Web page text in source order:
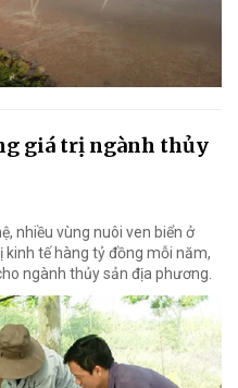
giá trị ngành thủy
nhiều vùng nuôi ven biển ở
kinh tế hàng tỷ đồng mỗi năm,
ngành thủy sản địa phương.